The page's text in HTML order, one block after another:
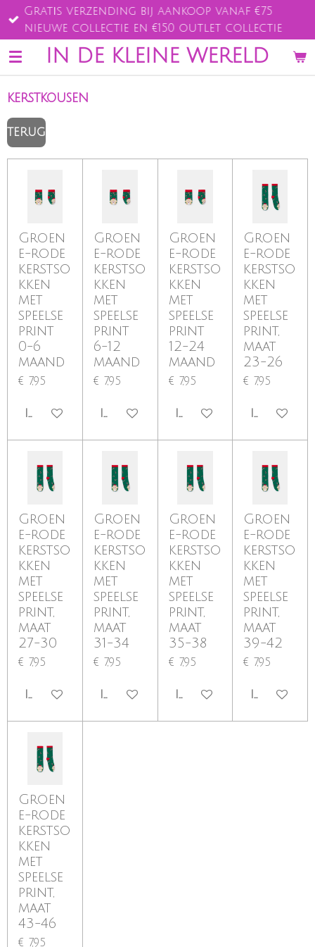
Ga
direct
naar
de
IN DE KLEINE WERELD
Gratis verzending bij aankoop vanaf €75
nieuwe collectie en €150 outlet collectie
kerstkousen
TERUG
Groen
e-rode
kerstso
kken
met
speelse
print
0-6
maand
€ 7,95
IN WINKELWAGEN
Groen
e-rode
kerstso
kken
met
speelse
print
6-12
maand
€ 7,95
IN WINKELWAGEN
Groen
e-rode
kerstso
kken
met
speelse
print
12-24
maand
€ 7,95
IN WINKELWAGEN
Groen
e-rode
kerstso
kken
met
speelse
print,
maat
23-26
€ 7,95
IN
Groen
e-rode
kerstso
kken
met
speelse
print,
maat
27-30
€ 7,95
IN WINKELWAGEN
Groen
e-rode
kerstso
kken
met
speelse
print,
maat
31-34
€ 7,95
IN WINKELWAGEN
Groen
e-rode
kerstso
kken
met
speelse
print,
maat
35-38
€ 7,95
IN WINKELWAGEN
Groen
e-rode
kerstso
kken
met
speelse
print,
maat
39-42
€ 7,95
IN
Groen
e-rode
kerstso
kken
met
speelse
print,
maat
43-46
€ 7,95